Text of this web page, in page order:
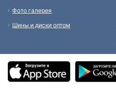
Фото галерея
Шины и диски оптом